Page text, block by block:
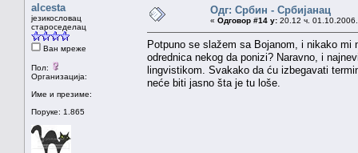
alcesta
језикословац
староседелац
Ван мреже
Пол:
Организација:
Име и презиме:
Поруке: 1.865
Одг: Србин - Србијанац
« Одговор #14 у: 20.12 ч.
Potpuno se slažem sa Bojanom, i nikako
odrednica nekog da ponizi? Naravno, i
lingvistikom. Svakako da ću izbegavati
neće biti jasno šta je tu loše.